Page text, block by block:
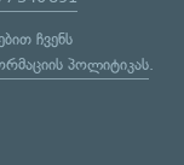
ჩვენს
პოლიტიკას.